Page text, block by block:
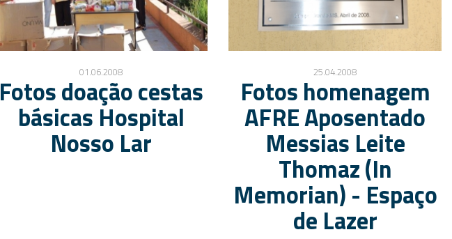
01.06.2008
Fotos doação cestas
básicas Hospital
Nosso Lar
25.04.2008
Fotos homenagem
AFRE Aposentado
Messias Leite
Thomaz (In
Memorian) - Espaço
de Lazer